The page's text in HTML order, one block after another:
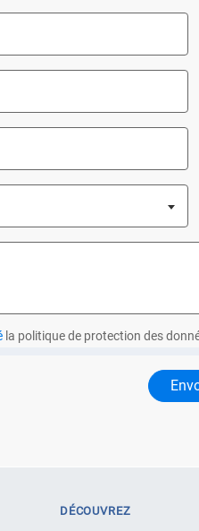
la politique de protection des
DÉCOUVREZ